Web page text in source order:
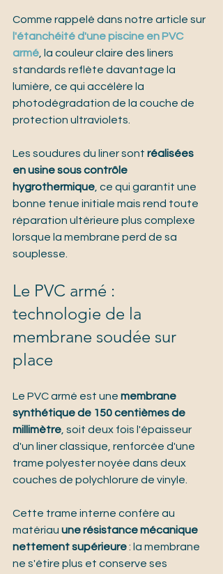
Comme rappelé dans notre article sur
l'étanchéité d'une piscine en PVC
armé, la couleur claire des liners
standards reflète davantage la
lumière, ce qui accélère la
photodégradation de la couche de
protection ultraviolets.
Les soudures du liner sont réalisées
en usine sous contrôle
hygrothermique, ce qui garantit une
bonne tenue initiale mais rend toute
réparation ultérieure plus complexe
lorsque la membrane perd de sa
souplesse.
Le PVC armé :
technologie de la
membrane soudée sur
place
Le PVC armé est une membrane
synthétique de 150 centièmes de
millimètre, soit deux fois l'épaisseur
d'un liner classique, renforcée d'une
trame polyester noyée dans deux
couches de polychlorure de vinyle.
Cette trame interne confère au
matériau une résistance mécanique
nettement supérieure : la membrane
ne s'étire plus et conserve ses